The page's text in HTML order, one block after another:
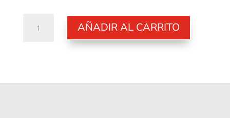
AÑADIR AL CARRITO